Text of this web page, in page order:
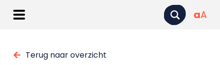
aA
Terug naar overzicht